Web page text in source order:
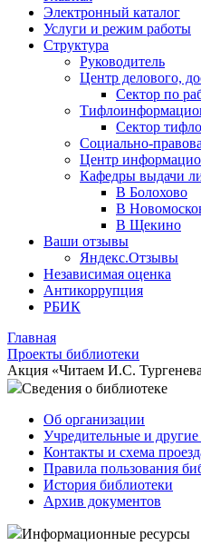
Электронный каталог
Услуги и режим работы
Структура
Руководитель
Центр делового,
Сектор по
Сектор
Социально-
Центр
Кафедры выдачи
В Болохово
В
В Щекино
Ваши отзывы
Яндекс.Отзывы
Независимая оценка
Антикоррупция
РБИК
Главная
Проекты библиотеки
Акция «Читаем И.С.
Сведения о библиотеке
Об организации
Учредительные и
Контакты и схема
Правила пользования
История библиотеки
Архив документов
Информационные ресурсы